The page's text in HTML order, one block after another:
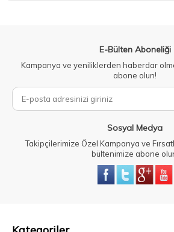
E-Bülten Aboneliği
Kampanya ve yeniliklerden haberdar
abone olun!
Sosyal Medya
Takipçilerimize Özel Kampanya ve
bültenimize abone